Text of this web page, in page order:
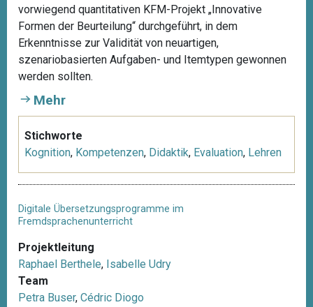
vorwiegend quantitativen KFM-Projekt „Innovative
Formen der Beurteilung“ durchgeführt, in dem
Erkenntnisse zur Validität von neuartigen,
szenariobasierten Aufgaben- und Itemtypen gewonnen
werden sollten.
Mehr
Stichworte
Kognition, Kompetenzen, Didaktik, Evaluation, Lehren
Digitale Übersetzungsprogramme im
Fremdsprachenunterricht
Projektleitung
Raphael Berthele, Isabelle Udry
Team
Petra Buser, Cédric Diogo